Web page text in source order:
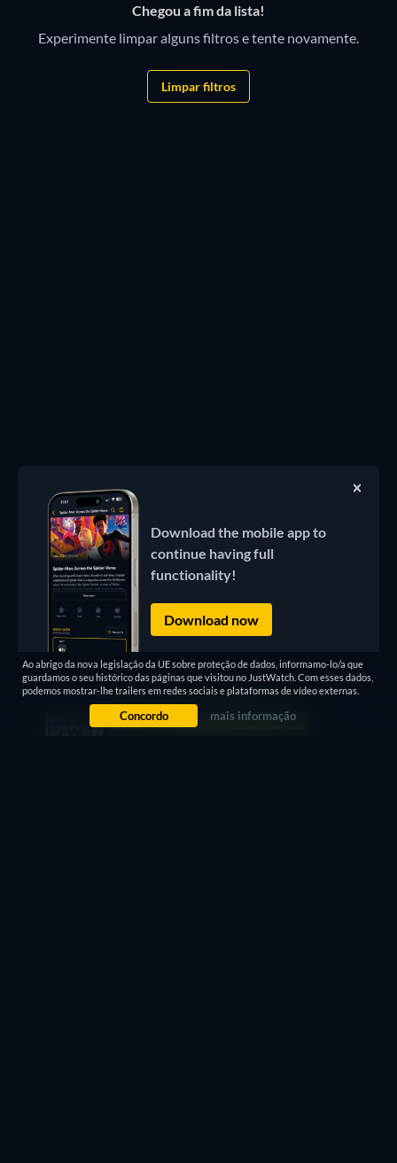
Chegou a fim da lista!
Experimente limpar alguns filtros e tente novamente.
Limpar filtros
Ao abrigo da nova legislação da UE sobre proteção de dados, informamo-lo/a que
guardamos o seu histórico das páginas que visitou no JustWatch. Com esses dados,
podemos mostrar-lhe trailers em redes sociais e plataformas de vídeo externas.
Concordo mais informação
Download the mobile app to
continue having full
functionality!
Download now